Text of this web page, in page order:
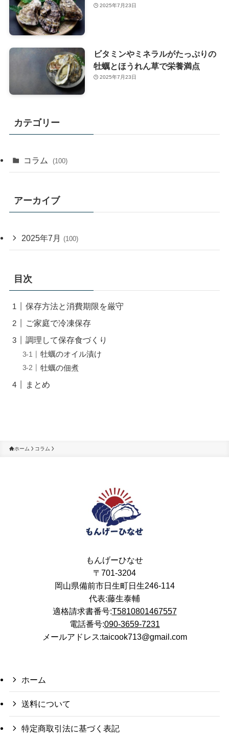
2025年7月23日
ビタミンやミネラルがたっぷりの
牡蠣とほうれん草で栄養満点
2025年7月23日
カテゴリー
コラム (100)
アーカイブ
2025年7月 (100)
目次
保存方法と消費期限を厳守
ご家庭で冷凍保存
調理して保存食づくり
牡蠣のオイル漬け
牡蠣の佃煮
まとめ
ホーム コラム
もんげーひなせ
〒701-3204
岡山県備前市日生町日生246-114
代表:藤生泰輔
適格請求書番号:T5810801467557
電話番号:090-3659-7231
メールアドレス:taicook713@gmail.com
ホーム
送料について
特定商取引法に基づく表記